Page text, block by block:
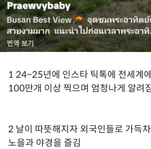
1 24~25년에 인스타 틱톡에 전세계
100만개 이상 찍으며 엄청나게 알려
2 날이 따뜻해지자 외국인들로 가득
노을과 야경을 즐김